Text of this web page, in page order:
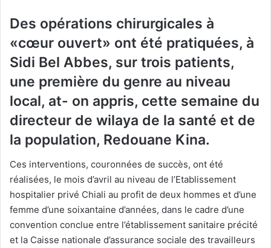
Des opérations chirurgicales à
«cœur ouvert» ont été pratiquées, à
Sidi Bel Abbes, sur trois patients,
une première du genre au niveau
local, at- on appris, cette semaine du
directeur de wilaya de la santé et de
la population, Redouane Kina.
Ces interventions, couronnées de succès, ont été
réalisées, le mois d’avril au niveau de l’Etablissement
hospitalier privé Chiali au profit de deux hommes et d’une
femme d’une soixantaine d’années, dans le cadre d’une
convention conclue entre l’établissement sanitaire précité
et la Caisse nationale d’assurance sociale des travailleurs